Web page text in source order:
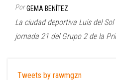
Por GEMA BENÍTEZ
La ciudad deportiva Luis del
jornada 21 del Grupo 2 de la
Tweets by rawmgzn